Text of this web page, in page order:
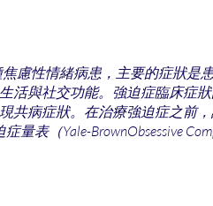
焦慮性情緒病患，主要的症狀
與社交功能。強迫症臨床症
共病症狀。在治療強迫症之前
表（Yale-BrownObsessive